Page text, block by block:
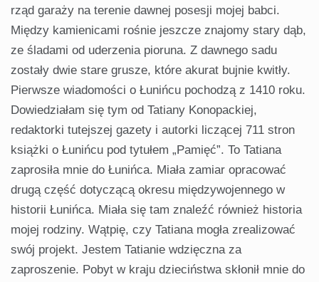
rząd garaży na terenie dawnej posesji mojej babci.
Między kamienicami rośnie jeszcze znajomy stary dąb,
ze śladami od uderzenia pioruna. Z dawnego sadu
zostały dwie stare grusze, które akurat bujnie kwitły.
Pierwsze wiadomości o Łunińcu pochodzą z 1410 roku.
Dowiedziałam się tym od Tatiany Konopackiej,
redaktorki tutejszej gazety i autorki liczącej 711 stron
książki o Łunińcu pod tytułem „Pamięć”. To Tatiana
zaprosiła mnie do Łunińca. Miała zamiar opracować
drugą część dotyczącą okresu międzywojennego w
historii Łunińca. Miała się tam znaleźć również historia
mojej rodziny. Wątpię, czy Tatiana mogła zrealizować
swój projekt. Jestem Tatianie wdzięczna za
zaproszenie. Pobyt w kraju dzieciństwa skłonił mnie do